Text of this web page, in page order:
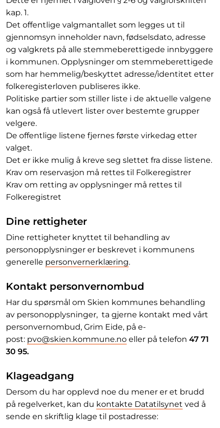
kap. 1.
Det offentlige valgmantallet som legges ut til
gjennomsyn inneholder navn, fødselsdato, adresse
og valgkrets på alle stemmeberettigede innbyggere
i kommunen. Opplysninger om stemmeberettigede
som har hemmelig/beskyttet adresse/identitet etter
folkeregisterloven publiseres ikke.
Politiske partier som stiller liste i de aktuelle valgene
kan også få utlevert lister over bestemte grupper
velgere.
De offentlige listene fjernes første virkedag etter
valget.
Det er ikke mulig å kreve seg slettet fra disse listene.
Krav om reservasjon må rettes til Folkeregistrer
Krav om retting av opplysninger må rettes til
Folkeregistret
Dine rettigheter
Dine rettigheter knyttet til behandling av
personopplysninger er beskrevet i kommunens
generelle personvernerklæring.
Kontakt personvernombud
Har du spørsmål om Skien kommunes behandling
av personopplysninger, ta gjerne kontakt med vårt
personvernombud, Grim Eide, på e-
post: pvo@skien.kommune.no eller på telefon 47 71
30 95.
Klageadgang
Dersom du har opplevd noe du mener er et brudd
på regelverket, kan du kontakte Datatilsynet ved å
sende en skriftlig klage til postadresse: